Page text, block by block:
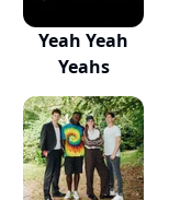
Yeah Yeah
Yeahs